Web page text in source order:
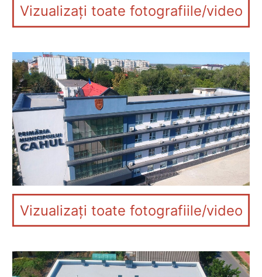
Vizualizați toate fotografiile/video
Vizualizați toate fotografiile/video